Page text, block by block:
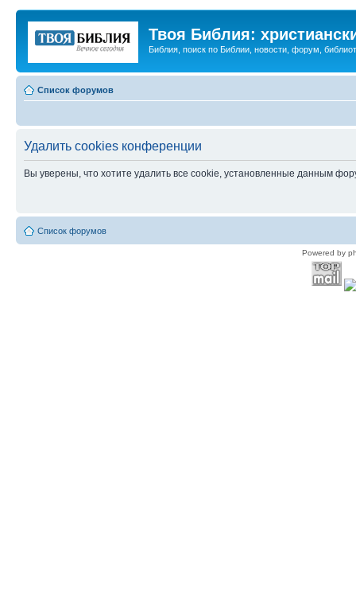
Твоя Библия:
Библия, поиск по Библии, новости, форум,
Список форумов
Удалить cookies конференции
Вы уверены, что хотите удалить все cookie, установленные данным
Список форумов
Powered by